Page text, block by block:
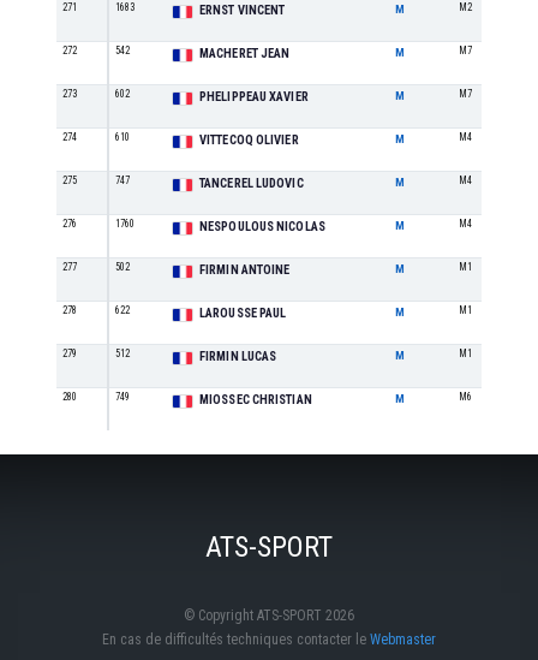
271 1683 ERNST VINCENT M M2
272 542 MACHERET JEAN M M7
273 602 PHELIPPEAU XAVIER M M7
274 610 VITTECOQ OLIVIER M M4
275 747 TANCEREL LUDOVIC M M4
276 1760 NESPOULOUS NICOLAS M M4
277 502 FIRMIN ANTOINE M M1
278 622 LAROUSSE PAUL M M1
279 512 FIRMIN LUCAS M M1
280 749 MIOSSEC CHRISTIAN M M6
ATS-SPORT
© Copyright ATS-SPORT 2026
En cas de difficultés techniques contacter le Webmaster